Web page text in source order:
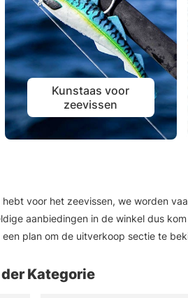
Kunstaas voor
zeevissen
hebt voor het zeevissen, we worden
aanbiedingen in de winkel dus
plan om de uitverkoop sectie te
Kategorie